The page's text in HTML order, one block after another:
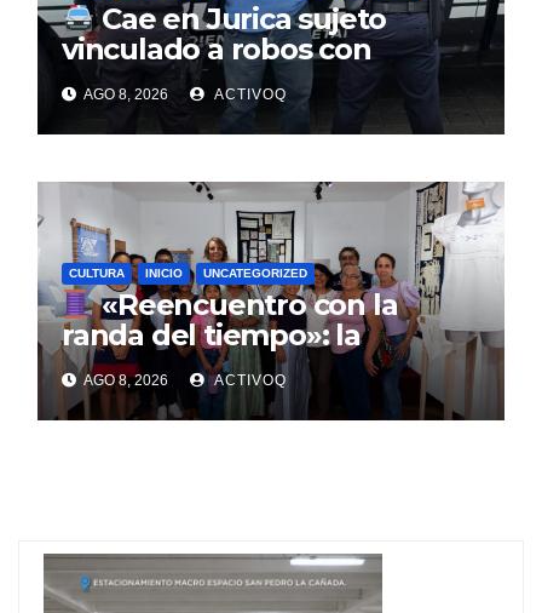
Cae en Jurica sujeto
vinculado a robos con
violencia en negocios de
Querétaro y Guanajuato
AGO 8, 2026 ACTIVOQ
CULTURA INICIO UNCATEGORIZED
«Reencuentro con la
randa del tiempo»: la
tradición textil que entrelaza
la historia de la Sierra Gorda
AGO 8, 2026 ACTIVOQ